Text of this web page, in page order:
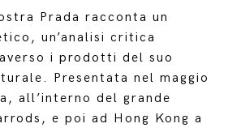
Prada racconta un
un’analisi critica
i prodotti del suo
Presentata nel maggio
all’interno del grande
e poi ad Hong Kong a